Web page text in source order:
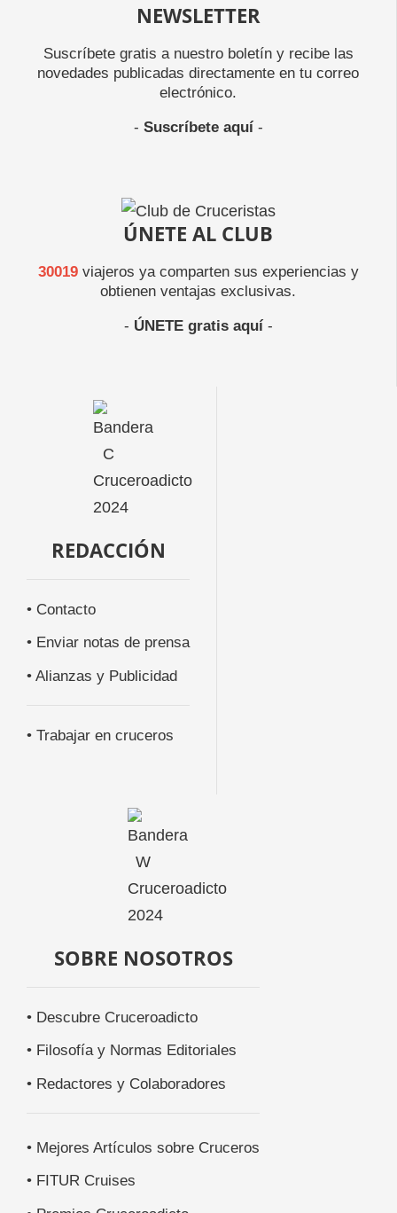
NEWSLETTER
Suscríbete gratis a nuestro boletín y recibe las
novedades publicadas directamente en tu correo
electrónico.
- Suscríbete aquí-
ÚNETE AL CLUB
30019viajeros ya comparten sus experiencias y
obtienen ventajas exclusivas.
- ÚNETE gratis aquí-
REDACCIÓN
• Contacto
• Enviar notas de prensa
• Alianzas y Publicidad
• Trabajar en cruceros
SOBRE NOSOTROS
• Descubre Cruceroadicto
• Filosofía y Normas Editoriales
• Redactores y Colaboradores
• Mejores Artículos sobre Cruceros
• FITUR Cruises